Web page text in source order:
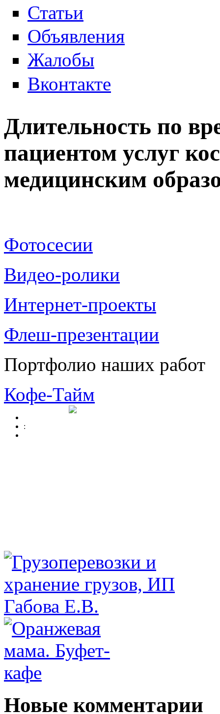
Статьи
Объявления
Жалобы
Вконтакте
Длительность по
пациентом услуг
медицинским
Фотосесии
Видео-ролики
Интернет-проекты
Флеш-презентации
Портфолио наших работ
Кофе-Тайм
:
Новые комментарии